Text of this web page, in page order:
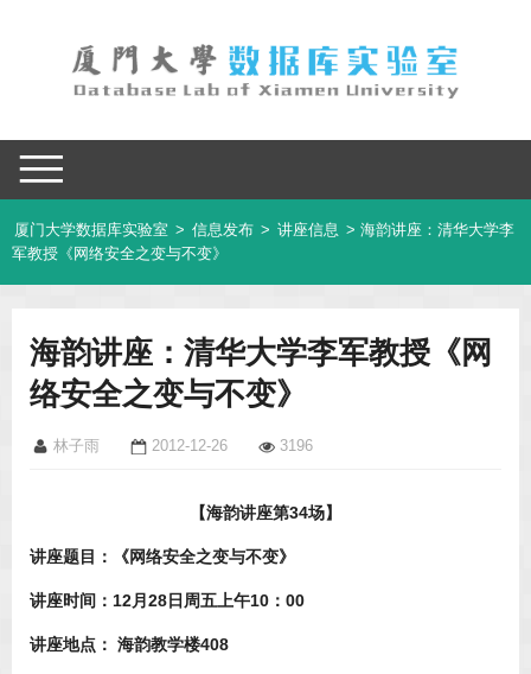
厦门大学数据库实验室 > 信息发布 > 讲座信息 > 海韵讲座：清华大学李
军教授《网络安全之变与不变》
海韵讲座：清华大学李军教授《网
络安全之变与不变》
林子雨 2012-12-26 3196
【海韵讲座第34场】
讲座题目：《网络安全之变与不变》
讲座时间： 12月 28日周五上午10 ： 00
讲座地点： 海韵教学楼408